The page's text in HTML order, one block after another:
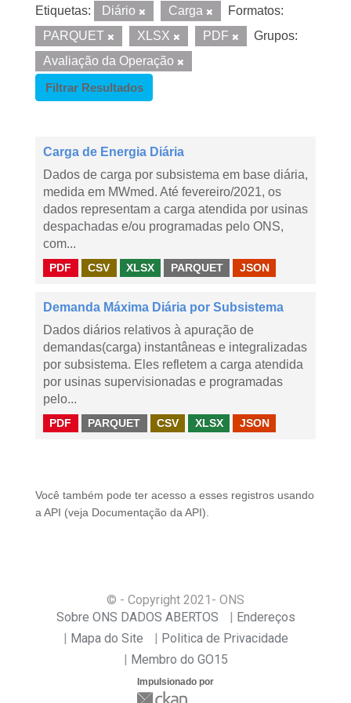
Etiquetas: Diário Carga
Formatos:
PARQUET
XLSX PDF
Grupos:
Avaliação da Operação
Filtrar Resultados
Carga de Energia Diária
Dados de carga por subsistema em base diária,
medida em MWmed. Até fevereiro/2021, os
dados representam a carga atendida por usinas
despachadas e/ou programadas pelo ONS,
com...
PDF CSV XLSX PARQUET JSON
Demanda Máxima Diária por Subsistema
Dados diários relativos à apuração de
demandas(carga) instantâneas e integralizadas
por subsistema. Eles refletem a carga atendida
por usinas supervisionadas e programadas
pelo...
PDF PARQUET CSV XLSX JSON
Você também pode ter acesso a esses registros usando
a API (veja Documentação da API ).
© - Copyright 2021 - ONS
Sobre ONS DADOS ABERTOS
Endereços
Mapa do Site
Politica de Privacidade
Membro do GO15
Impulsionado por